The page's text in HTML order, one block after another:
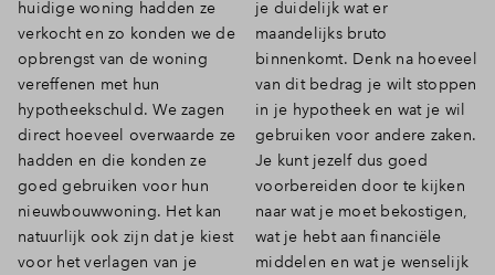
huidige woning hadden ze
verkocht en zo konden we de
opbrengst van de woning
vereffenen met hun
hypotheekschuld. We zagen
direct hoeveel overwaarde ze
hadden en die konden ze
goed gebruiken voor hun
nieuwbouwwoning. Het kan
natuurlijk ook zijn dat je kiest
voor het verlagen van je
je duidelijk wat er
maandelijks bruto
binnenkomt. Denk na hoeveel
van dit bedrag je wilt stoppen
in je hypotheek en wat je wil
gebruiken voor andere zaken.
Je kunt jezelf dus goed
voorbereiden door te kijken
naar wat je moet bekostigen,
wat je hebt aan financiële
middelen en wat je wenselijk